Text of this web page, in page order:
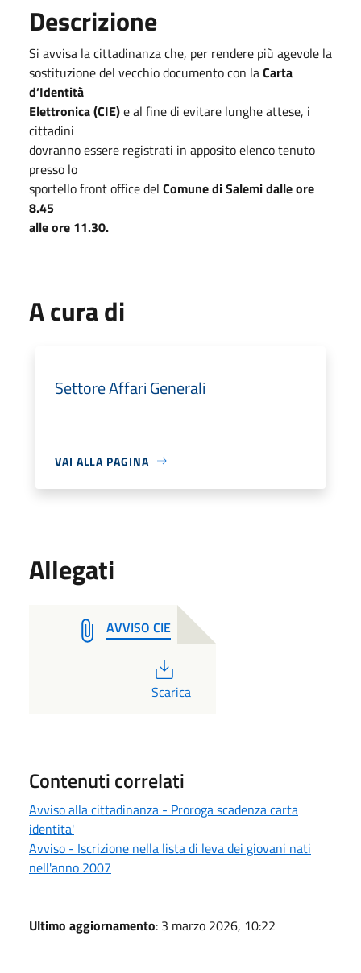
Descrizione
Si avvisa la cittadinanza che, per rendere più agevole la
sostituzione del vecchio documento con laCarta
d’Identità
Elettronica (CIE)e al fine di evitare lunghe attese, i
cittadini
dovranno essere registrati in apposito elenco tenuto
presso lo
sportello front office del Comune di Salemi dalle ore
8.45
alle ore 11.30.
A cura di
Settore Affari Generali
VAI ALLA PAGINA
Allegati
AVVISO CIE
PDF
Scarica
Contenuti correlati
Avviso alla cittadinanza - Proroga scadenza carta
identita'
Avviso - Iscrizione nella lista di leva dei giovani nati
nell'anno 2007
Ultimo aggiornamento: 3 marzo 2026, 10:22